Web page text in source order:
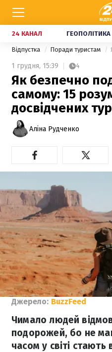
24 КАНАЛ ГЕОПОЛІТИКА
Відпустка Поради туристам
1 грудня, 15:39 4
Як безпечно
самому: 15
досвідчених
Аліна Рудченко
Джерело: BuzzFeed
Чимало людей
подорожей, бо не
часом у світі